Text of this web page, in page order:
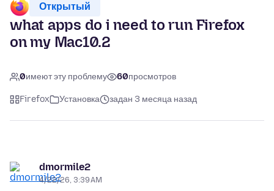
Открытый
what apps do i need to run Firefox
on my Mac10.2
0имеют эту проблему 60просмотров
Firefox Установка задан 3 месяца назад
dmormile2
4/22/26, 3:39 AM